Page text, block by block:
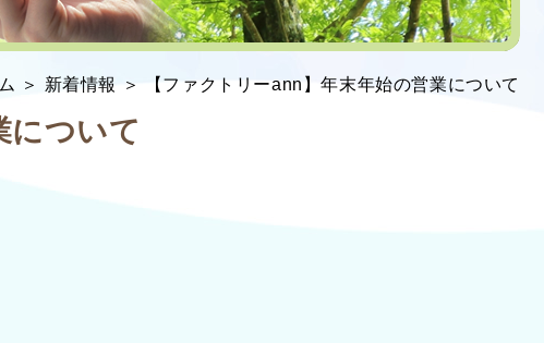
＞ 新着情報 ＞ 【ファクトリーann】年末年始の営業について
について